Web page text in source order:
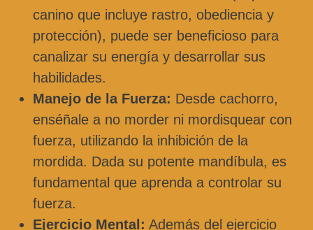
canino que incluye rastro, obediencia y
protección), puede ser beneficioso para
canalizar su energía y desarrollar sus
habilidades.
Manejo de la Fuerza: Desde cachorro,
enséñale a no morder ni mordisquear con
fuerza, utilizando la inhibición de la
mordida. Dada su potente mandíbula, es
fundamental que aprenda a controlar su
fuerza.
Ejercicio Mental: Además del ejercicio